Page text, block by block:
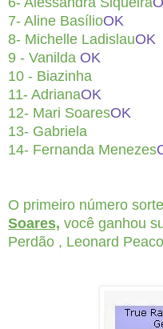
7- Aline BasílioOK
8- Michelle LadislauOK
9 - Vanilda OK
10 - Biazinha
11- AdrianaOK
12- Mari SoaresOK
13- Gabriela
14- Fernanda Menezes
O primeiro número
Soares, você ganhou
Perdão , Leonard